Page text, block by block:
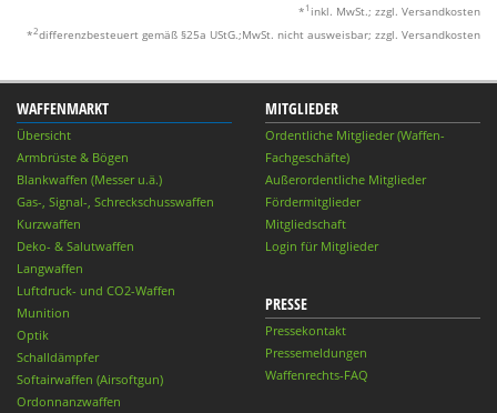
* 1 inkl. MwSt.; zzgl. Versandkosten
*2differenzbesteuert gemäß §25a UStG.;MwSt. nicht ausweisbar; zzgl. Versandkosten
WAFFENMARKT
Übersicht
Armbrüste & Bögen
Blankwaffen (Messer u.ä.)
Gas-, Signal-, Schreckschusswaffen
Kurzwaffen
Deko- & Salutwaffen
Langwaffen
Luftdruck- und CO2-Waffen
Munition
Optik
Schalldämpfer
Softairwaffen (Airsoftgun)
Ordonnanzwaffen
MITGLIEDER
Ordentliche Mitglieder (Waffen-
Fachgeschäfte)
Außerordentliche Mitglieder
Fördermitglieder
Mitgliedschaft
Login für Mitglieder
PRESSE
Pressekontakt
Pressemeldungen
Waffenrechts-FAQ